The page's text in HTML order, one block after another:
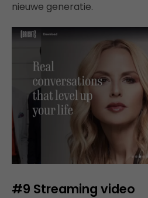
nieuwe generatie.
#9 Streaming video